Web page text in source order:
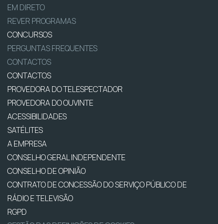
EM DIRETO
REVER PROGRAMAS
CONCURSOS
PERGUNTAS FREQUENTES
CONTACTOS
CONTACTOS
PROVEDORA DO TELESPECTADOR
PROVEDORA DO OUVINTE
ACESSIBILIDADES
SATÉLITES
A EMPRESA
CONSELHO GERAL INDEPENDENTE
CONSELHO DE OPINIÃO
CONTRATO DE CONCESSÃO DO SERVIÇO PÚBLICO DE
RÁDIO E TELEVISÃO
RGPD